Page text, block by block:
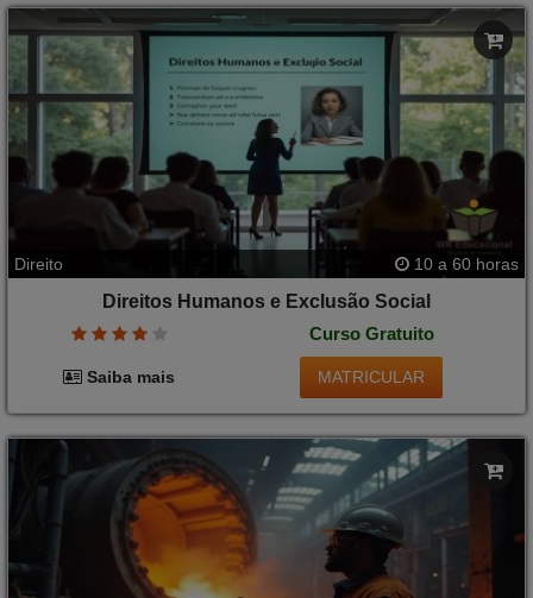
Direito 10 a 60 horas
Direitos Humanos e Exclusão Social
Curso Gratuito
Saiba mais MATRICULAR